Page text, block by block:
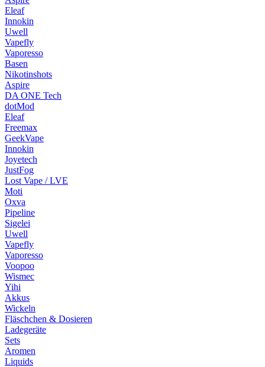
Eleaf
Innokin
Uwell
Vapefly
Vaporesso
Basen
Nikotinshots
Aspire
DA ONE Tech
dotMod
Eleaf
Freemax
GeekVape
Innokin
Joyetech
JustFog
Lost Vape / LVE
Moti
Oxva
Pipeline
Sigelei
Uwell
Vapefly
Vaporesso
Voopoo
Wismec
Yihi
Akkus
Wickeln
Fläschchen & Dosieren
Ladegeräte
Sets
Aromen
Liquids